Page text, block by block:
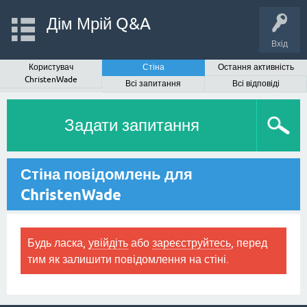
Вхід
Дім Мрій Q&A
Користувач
ChristenWade
Стіна
Остання активність
Всі запитання
Всі відповіді
Задати запитання
Стіна повідомлень для
ChristenWade
Будь ласка, увійдіть або зареєструйтесь , перед
тим як залишити повідомлення на стіні.